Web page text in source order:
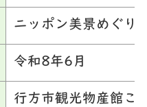
ニッポン美景めぐり
令和8年6月
行方市観光物産館こ